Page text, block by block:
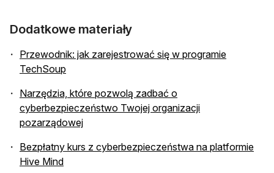
Dodatkowe materiały
Przewodnik: jak zarejestrować się w programie
TechSoup
Narzędzia, które pozwolą zadbać o
cyberbezpieczeństwo Twojej organizacji
pozarządowejotwiera się w nowej karcie
Bezpłatny kurs z cyberbezpieczeństwa na platformie
Hive Mindotwiera się w nowej karcie